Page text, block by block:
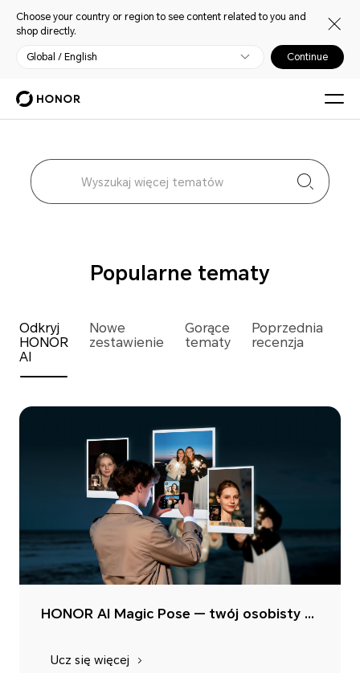
Choose your country or region to see content related to you and
shop directly.
Global / English Continue
Popularne tematy
Odkryj
HONOR
AI
Nowe
zestawienie
Gorące
tematy
Poprzednia
recenzja
HONOR AI Magic Pose — twój osobisty asystent do idealnych poz do zdjęć
Ucz się więcej